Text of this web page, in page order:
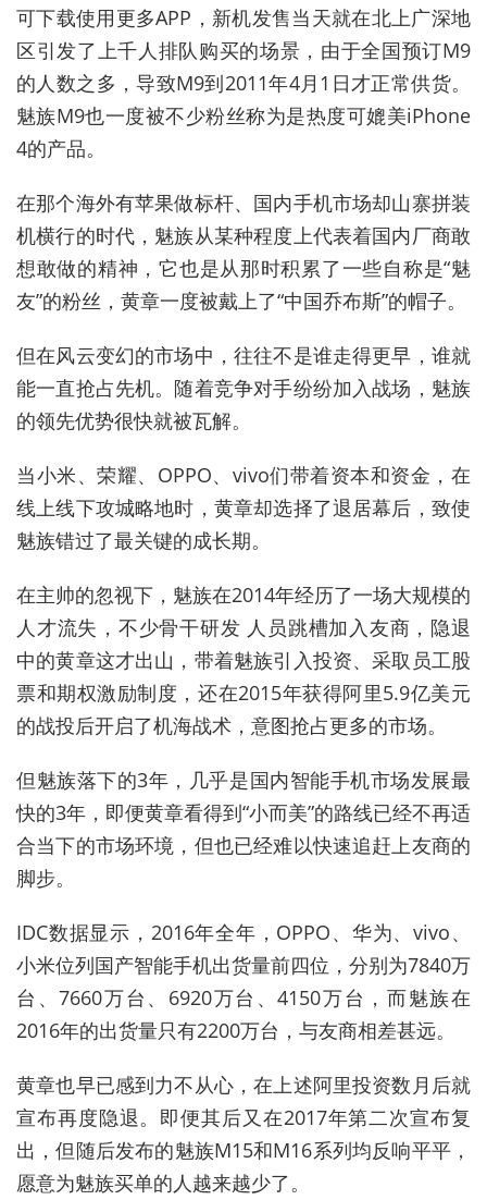
可下载使用更多APP，新机发售当天就在北上广深地
区引发了上千人排队购买的场景，由于全国预订M9
的人数之多，导致M9到2011年4月1日才正常供货。
魅族M9也一度被不少粉丝称为是热度可媲美iPhone
4的产品。
在那个海外有苹果做标杆、国内手机市场却山寨拼装
机横行的时代，魅族从某种程度上代表着国内厂商敢
想敢做的精神，它也是从那时积累了一些自称是“魅
友”的粉丝，黄章一度被戴上了“中国乔布斯”的帽子。
但在风云变幻的市场中，往往不是谁走得更早，谁就
能一直抢占先机。随着竞争对手纷纷加入战场，魅族
的领先优势很快就被瓦解。
当小米、荣耀、OPPO、vivo们带着资本和资金，在
线上线下攻城略地时，黄章却选择了退居幕后，致使
魅族错过了最关键的成长期。
在主帅的忽视下，魅族在2014年经历了一场大规模的
人才流失，不少骨干研发 人员跳槽加入友商，隐退
中的黄章这才出山，带着魅族引入投资、采取员工股
票和期权激励制度，还在2015年获得阿里5.9亿美元
的战投后开启了机海战术，意图抢占更多的市场。
但魅族落下的3年，几乎是国内智能手机市场发展最
快的3年，即便黄章看得到“小而美”的路线已经不再适
合当下的市场环境，但也已经难以快速追赶上友商的
脚步。
IDC数据显示，2016年全年，OPPO、华为、vivo、
小米位列国产智能手机出货量前四位，分别为7840万
台、7660万台、6920万台、4150万台，而魅族在
2016年的出货量只有2200万台，与友商相差甚远。
黄章也早已感到力不从心，在上述阿里投资数月后就
宣布再度隐退。即便其后又在2017年第二次宣布复
出，但随后发布的魅族M15和M16系列均反响平平，
愿意为魅族买单的人越来越少了。